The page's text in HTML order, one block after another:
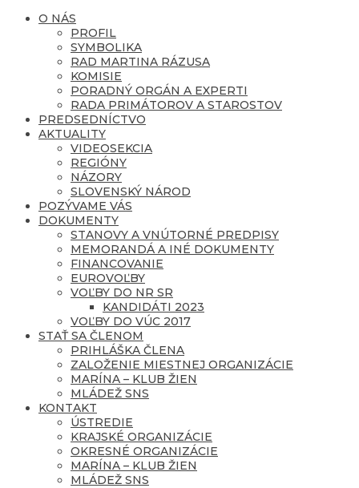
O NÁS
PROFIL
SYMBOLIKA
RAD MARTINA RÁZUSA
KOMISIE
PORADNÝ ORGÁN A EXPERTI
RADA PRIMÁTOROV A STAROSTOV
PREDSEDNÍCTVO
AKTUALITY
VIDEOSEKCIA
REGIÓNY
NÁZORY
SLOVENSKÝ NÁROD
POZÝVAME VÁS
DOKUMENTY
STANOVY A VNÚTORNÉ PREDPISY
MEMORANDÁ A INÉ DOKUMENTY
FINANCOVANIE
EUROVOĽBY
VOĽBY DO NR SR
KANDIDÁTI 2023
VOĽBY DO VÚC 2017
STAŤ SA ČLENOM
PRIHLÁŠKA ČLENA
ZALOŽENIE MIESTNEJ ORGANIZÁCIE
MARÍNA – KLUB ŽIEN
MLÁDEŽ SNS
KONTAKT
ÚSTREDIE
KRAJSKÉ ORGANIZÁCIE
OKRESNÉ ORGANIZÁCIE
MARÍNA – KLUB ŽIEN
MLÁDEŽ SNS